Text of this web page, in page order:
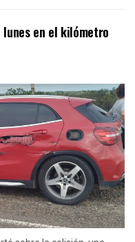
en el kilómetro